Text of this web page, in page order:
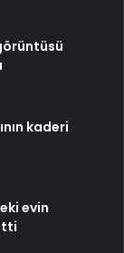
kaderi
evin